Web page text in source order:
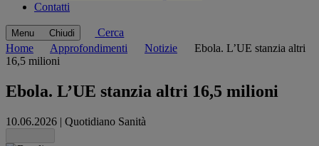
Contatti
Menu Chiudi
Cerca
Home
Approfondimenti Notizie
Ebola. L’UE stanzia altri
16,5 milioni
Ebola. L’UE stanzia altri 16,5 milioni
10.06.2026 | Quotidiano Sanità